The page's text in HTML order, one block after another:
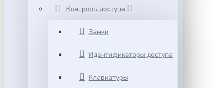
Контроль доступа
Замки
Идентификаторы доступа
Клавиатуры